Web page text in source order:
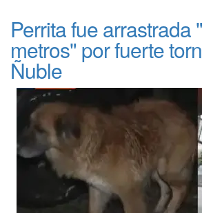
Perrita fue arrastrada
metros" por fuerte
Ñuble